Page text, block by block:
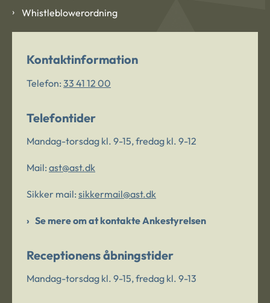
Whistleblowerordning
Kontaktinformation
Telefon: 33 41 12 00
Telefontider
Mandag-torsdag kl. 9-15, fredag kl. 9-12
Mail: ast@ast.dk
Sikker mail: sikkermail@ast.dk
Se mere om at kontakte Ankestyrelsen
Receptionens åbningstider
Mandag-torsdag kl. 9-15, fredag kl. 9-13